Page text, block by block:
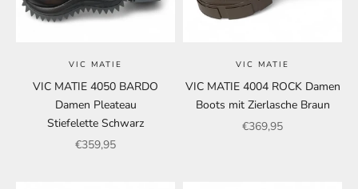
VIC MATIE
VIC MATIE 4050 BARDO
Damen Pleateau
Stiefelette Schwarz
Angebot
€359,95
VIC MATIE
VIC MATIE 4004 ROCK Damen
Boots mit Zierlasche Braun
Angebot
€369,95